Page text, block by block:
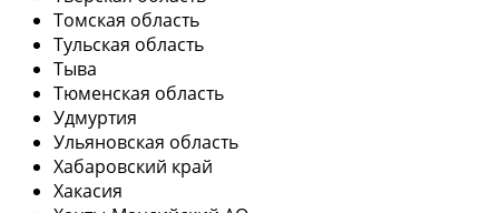
Томская область
Тульская область
Тыва
Тюменская область
Удмуртия
Ульяновская область
Хабаровский край
Хакасия